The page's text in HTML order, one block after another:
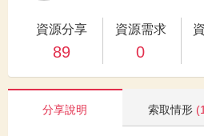
資源分享
89
資源需求
0
分享說明 索取情形